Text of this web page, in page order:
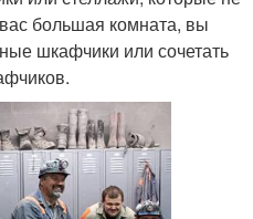
большая комната, вы
шкафчики или сочетать